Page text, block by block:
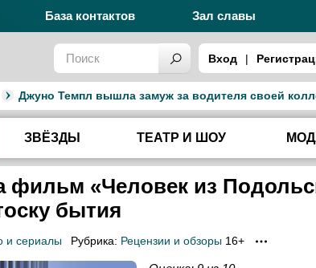
База контактов Зал славы
Вход |
Темпл вышла замуж за водителя своей коллеги
ЗВЁЗДЫ ТЕАТР И ШОУ
фильм «Человек из
бытия
и сериалы Рубрика: Рецензии и обзоры 16+